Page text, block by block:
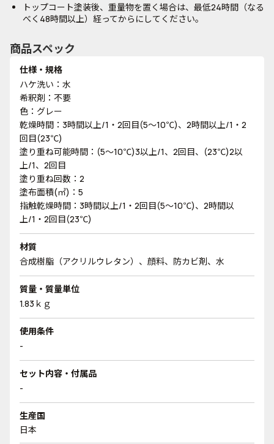
トップコート塗装後、重量物を置く場合は、最低24時間（なる
べく48時間以上）経ってからにしてください。
商品スペック
仕様・規格
ハケ洗い：水
希釈剤：不要
色：グレー
乾燥時間：3時間以上/1・2回目(5～10℃)、2時間以上/1・2
回目(23℃)
塗り重ね可能時間：(5～10℃)3以上/1、2回目、(23℃)2以
上/1、2回目
塗り重ね回数：2
塗布面積(㎡)：5
指触乾燥時間：3時間以上/1・2回目(5～10℃)、2時間以
上/1・2回目(23℃)
材質
合成樹脂（アクリルウレタン）、顔料、防カビ剤、水
質量・質量単位
1.83ｋｇ
使用条件
-
セット内容・付属品
-
生産国
日本